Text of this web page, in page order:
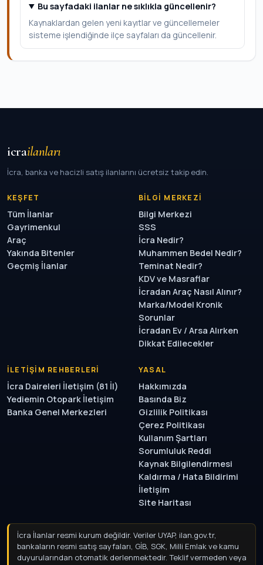
Bu sayfadaki ilanlar ne sıklıkla güncellenir?
Kaynaklardan gelen yeni kayıtlar ve güncellemeler
sisteme işlendiğinde ilçe sayfaları da güncellenir.
icrailanları
İcra, banka ve hacizli satış ilanlarını ücretsiz takip edin.
KEŞFET
Tüm İlanlar
Gayrimenkul
Araç
Yakında Bitenler
Geçmiş İlanlar
BILGI MERKEZI
Bilgi Merkezi
SSS
İcra Nedir?
Muhammen Bedel Nedir?
Teminat Nedir?
KDV ve Masraflar
İcradan Araç Nasıl Alınır?
Marka/Model Kronik
Sorunlar
İcradan Ev / Arsa Alırken
Dikkat Edilecekler
İLETIŞIM REHBERLERI
İcra Daireleri İletişim (81 İl)
Yediemin Otopark İletişim
Banka Genel Merkezleri
YASAL
Hakkımızda
Basında Biz
Gizlilik Politikası
Çerez Politikası
Kullanım Şartları
Sorumluluk Reddi
Kaynak Bilgilendirmesi
Kaldırma / Hata Bildirimi
İletişim
Site Haritası
İcra İlanlar resmi kurum değildir. Veriler UYAP, ilan.gov.tr,
bankaların resmi satış sayfaları, GİB, SGK, Milli Emlak ve kamu
duyurularından otomatik derlenmektedir. Teklif vermeden veya